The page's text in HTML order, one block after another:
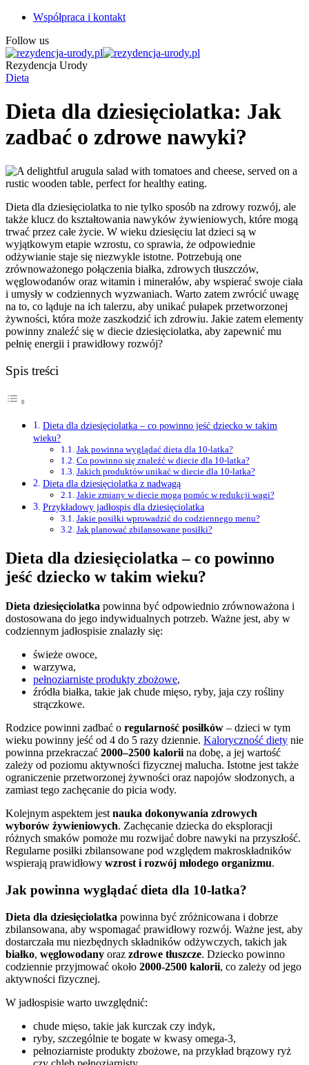
Współpraca i kontakt
Follow us
Rezydencja Urody
Dieta
Dieta dla dziesięciolatka: Jak
zadbać o zdrowe nawyki?
Dieta dla dziesięciolatka to nie tylko sposób na zdrowy rozwój, ale
także klucz do kształtowania nawyków żywieniowych, które mogą
trwać przez całe życie. W wieku dziesięciu lat dzieci są w
wyjątkowym etapie wzrostu, co sprawia, że odpowiednie
odżywianie staje się niezwykle istotne. Potrzebują one
zrównoważonego połączenia białka, zdrowych tłuszczów,
węglowodanów oraz witamin i minerałów, aby wspierać swoje ciała
i umysły w codziennych wyzwaniach. Warto zatem zwrócić uwagę
na to, co ląduje na ich talerzu, aby unikać pułapek przetworzonej
żywności, która może zaszkodzić ich zdrowiu. Jakie zatem elementy
powinny znaleźć się w diecie dziesięciolatka, aby zapewnić mu
pełnię energii i prawidłowy rozwój?
Spis treści
Dieta dla dziesięciolatka – co powinno jeść dziecko w takim
wieku?
Jak powinna wyglądać dieta dla 10-latka?
Co powinno się znaleźć w diecie dla 10-latka?
Jakich produktów unikać w diecie dla 10-latka?
Dieta dla dziesięciolatka z nadwagą
Jakie zmiany w diecie mogą pomóc w redukcji wagi?
Przykładowy jadłospis dla dziesięciolatka
Jakie posiłki wprowadzić do codziennego menu?
Jak planować zbilansowane posiłki?
Dieta dla dziesięciolatka – co powinno
jeść dziecko w takim wieku?
Dieta dziesięciolatka powinna być odpowiednio zrównoważona i
dostosowana do jego indywidualnych potrzeb. Ważne jest, aby w
codziennym jadłospisie znalazły się:
świeże owoce,
warzywa,
pełnoziarniste produkty zbożowe,
źródła białka, takie jak chude mięso, ryby, jaja czy rośliny
strączkowe.
Rodzice powinni zadbać o regularność posiłków – dzieci w tym
wieku powinny jeść od 4 do 5 razy dziennie. Kaloryczność diety nie
powinna przekraczać 2000–2500 kalorii na dobę, a jej wartość
zależy od poziomu aktywności fizycznej malucha. Istotne jest także
ograniczenie przetworzonej żywności oraz napojów słodzonych, a
zamiast tego zachęcanie do picia wody.
Kolejnym aspektem jest nauka dokonywania zdrowych
wyborów żywieniowych. Zachęcanie dziecka do eksploracji
różnych smaków pomoże mu rozwijać dobre nawyki na przyszłość.
Regularne posiłki zbilansowane pod względem makroskładników
wspierają prawidłowy wzrost i rozwój młodego organizmu.
Jak powinna wyglądać dieta dla 10-latka?
Dieta dla dziesięciolatka powinna być zróżnicowana i dobrze
zbilansowana, aby wspomagać prawidłowy rozwój. Ważne jest, aby
dostarczała mu niezbędnych składników odżywczych, takich jak
białko, węglowodany oraz zdrowe tłuszcze. Dziecko powinno
codziennie przyjmować około 2000-2500 kalorii, co zależy od jego
aktywności fizycznej.
W jadłospisie warto uwzględnić:
chude mięso, takie jak kurczak czy indyk,
ryby, szczególnie te bogate w kwasy omega-3,
pełnoziarniste produkty zbożowe, na przykład brązowy ryż